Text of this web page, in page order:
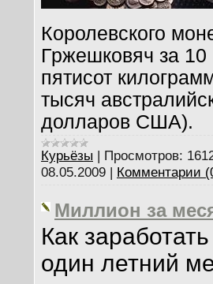
Королевского
Гржешковяч за
пятисот
тысяч
долларов США).
Курьёзы | Просмотров:
08.05.2009 | Комментарии
Миллион за
Как
один летний